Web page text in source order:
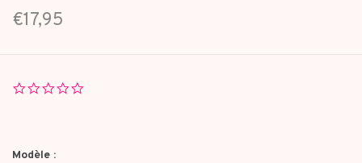
€17,95
Modèle :